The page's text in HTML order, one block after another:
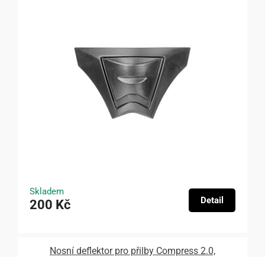
Skladem
200 Kč Detail
Nosní deflektor pro přilby Compress 2.0,